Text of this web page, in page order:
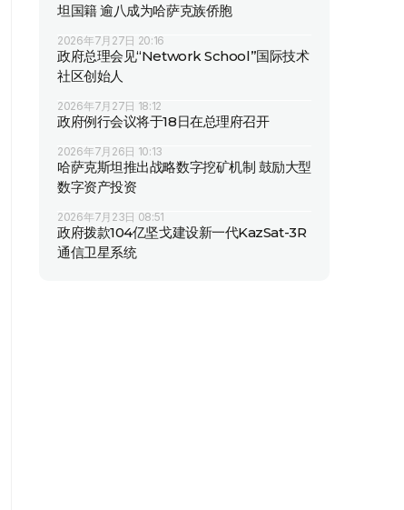
坦国籍 逾八成为哈萨克族侨胞
2026年7月27日 20:16
政府总理会见“Network School”国际技术
社区创始人
2026年7月27日 18:12
政府例行会议将于18日在总理府召开
2026年7月26日 10:13
哈萨克斯坦推出战略数字挖矿机制 鼓励大型
数字资产投资
2026年7月23日 08:51
政府拨款104亿坚戈建设新一代KazSat-3R
通信卫星系统